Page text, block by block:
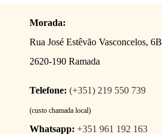
Morada:
Rua José Estêvão Vasconcelos, 6B
2620-190 Ramada
Telefone: (+351) 219 550 739
(custo chamada local)
Whatsapp: +351 961 192 163